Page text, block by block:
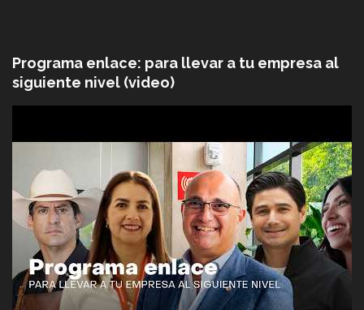
Programa enlace: para llevar a tu empresa al
siguiente nivel (video)